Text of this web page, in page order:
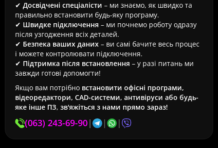
✔ Досвідчені спеціалісти – ми знаємо, як швидко та
правильно встановити будь-яку програму.
✔ Швидке підключення – ми почнемо роботу одразу
після узгодження всіх деталей.
✔ Безпека ваших даних – ви самі бачите весь процес
і можете контролювати підключення.
✔ Підтримка після встановлення – у разі питань ми
завжди готові допомогти!
Якщо вам потрібно встановити офісні програми,
відеоредактори, CAD-системи, антивіруси або будь-
яке інше ПЗ, зв'яжіться з нами прямо зараз!
(063) 243-69-90| | |